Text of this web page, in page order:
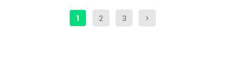
quelques incontournables
peuvent favori1
1 2 3 >